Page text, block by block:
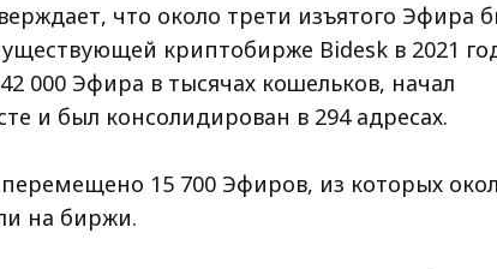
что около трети изъятого Эфира
криптобирже Bidesk в 2021
000 Эфира в тысячах кошельков, начал
и был консолидирован в 294 адресах.
15 700 Эфиров, из которых
на биржи.